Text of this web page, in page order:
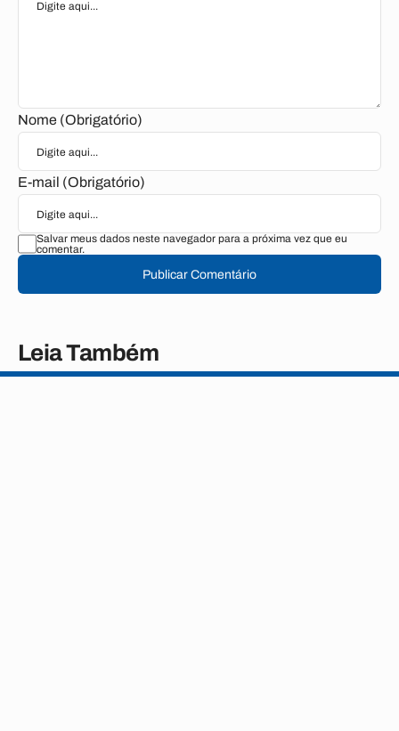
Nome (Obrigatório)
E-mail (Obrigatório)
Salvar meus dados neste navegador para a próxima vez que eu
comentar.
Publicar Comentário
Leia Também